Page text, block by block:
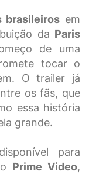
brasileiros em
da Paris
de uma
tocar o
O trailer já
os fãs, que
essa história
grande.
para
Prime Video,